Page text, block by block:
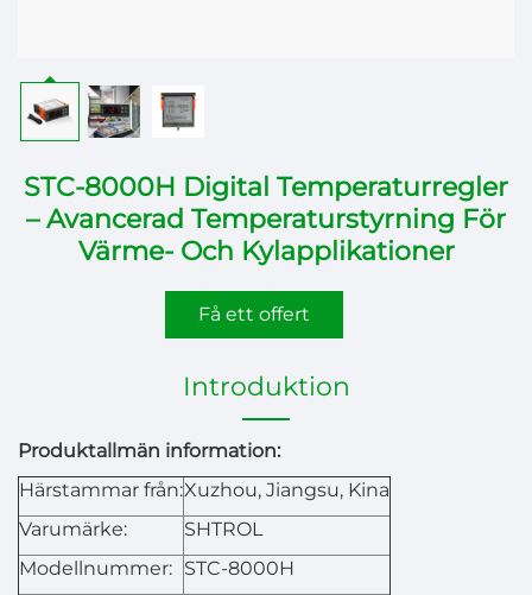
STC-8000H Digital Temperaturregler
– Avancerad Temperaturstyrning För
Värme- Och Kylapplikationer
Få ett offert
Introduktion
Produktallmän information:
Härstammar från:Xuzhou, Jiangsu, Kina
Varumärke:
SHTROL
Modellnummer: STC-8000H